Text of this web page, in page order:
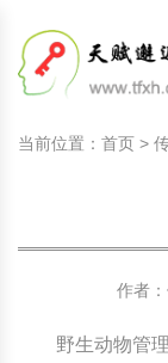
国内教育动态
国际教育动态
天赋教育知识
天赋教育研究
学习心智
学习动力
学习管理
现代家庭教育知识
现代家庭文化建设
教育观察室
教育思考
教育研究
教育百科
中国传统文化
诗词歌赋赏析
国内教育动态
国际教育动态
天赋教育知识
天赋教育研究
学习心智
学习动力
学习管理
现代家庭教育知识
现代家庭文化建设
教育观察室
教育思考
教育研究
教育百科
中国传统文化
诗词歌赋赏析
其他百科
当前位置： 首页 >
作者
野生动物管